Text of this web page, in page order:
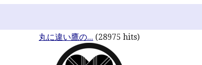
丸に違い鷹の... (28975 hits)